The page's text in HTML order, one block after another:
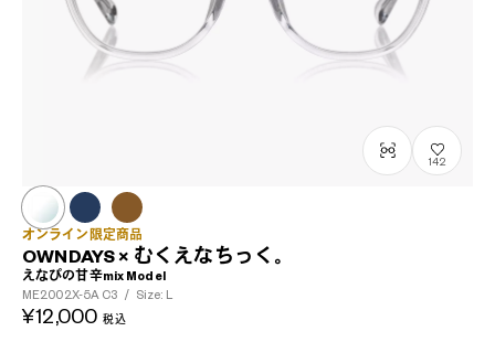
142
オンライン限定商品
OWNDAYS × むくえなちっく。
えなぴの甘辛mix Model
ME2002X-5A C3 / Size: L
¥12,000 税込